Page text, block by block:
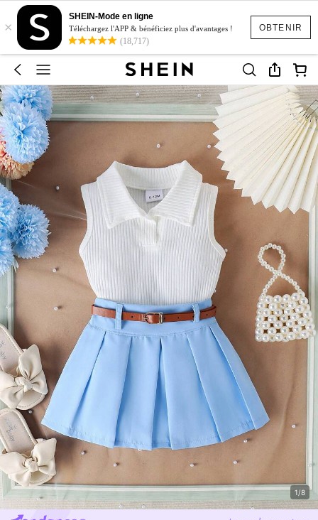
OBTENIR
×
SHEIN-Mode en ligne
Téléchargez l'APP & bénéficiez plus d'avantages !
(18,717)
1/8